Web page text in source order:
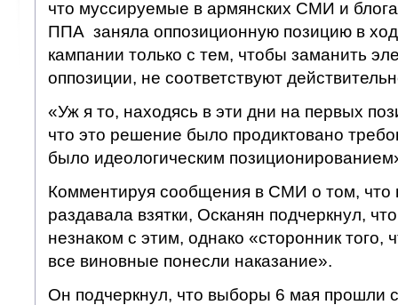
что муссируемые в армянских СМИ и
ППА заняла оппозиционную позицию в
кампании только с тем, чтобы заманить
оппозиции, не соответствуют
«Уж я то, находясь в эти дни на первых
что это решение было продиктовано
было идеологическим
Комментируя сообщения в СМИ о том,
раздавала взятки, Осканян подчеркнул,
незнаком с этим, однако «сторонник того,
все виновные понесли наказание».
Он подчеркнул, что выборы 6 мая прошли